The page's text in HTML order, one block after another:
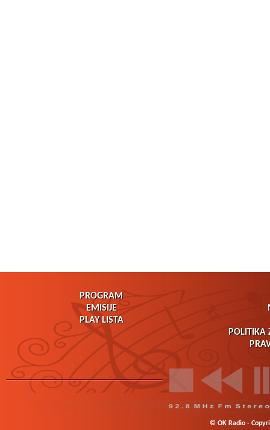
PROGRAM
EMISIJE
PLAY LISTA
POLITIKA
© OK Radio -